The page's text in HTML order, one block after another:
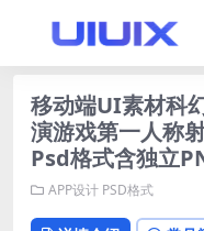
移动端UI素材科
演游戏第一人称
Psd格式含独立
APP设计 PSD格式